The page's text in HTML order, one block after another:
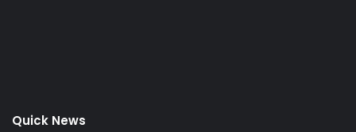
Quick News